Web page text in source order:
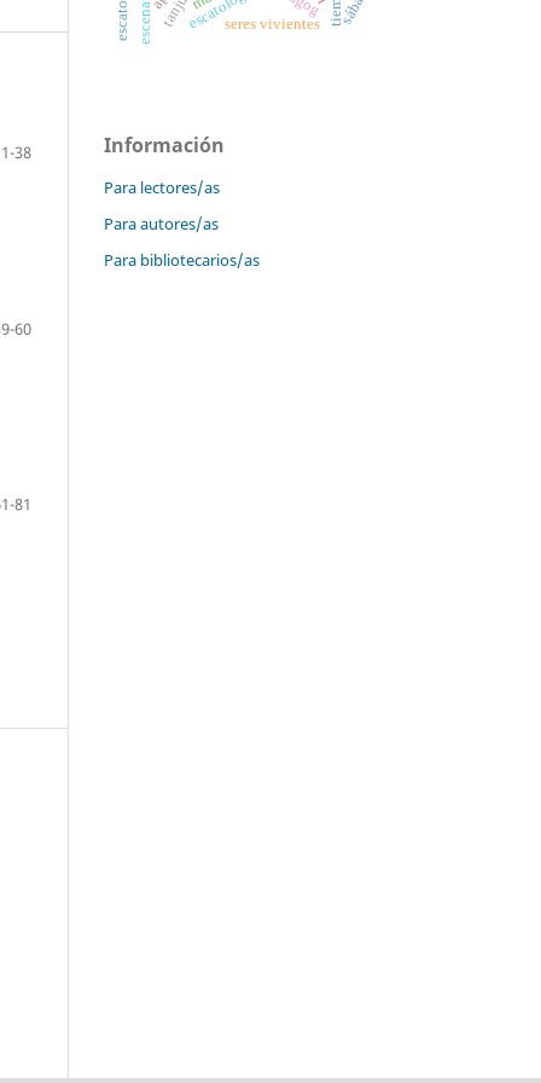
1-38
60
81
seres vivientes
Información
Para lectores/as
Para autores/as
Para bibliotecarios/as